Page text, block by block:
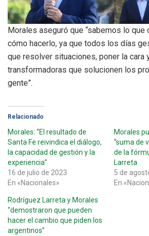
Morales aseguró que “sabemos lo que
cómo hacerlo, ya que todos los días
que resolver situaciones, poner la cara
transformadoras que solucionen los
gente”.
Relacionado
Morales: “El resultado de
Santa Fe reivindica el diálogo,
la capacidad de gestión y la
experiencia”
16 de julio de 2023
En «Nacionales»
Morales
“suma de
de la
Larreta
5 de
En
Rodríguez Larreta y Morales
“demostraron que pueden
hacer el cambio que piden los
argentinos”